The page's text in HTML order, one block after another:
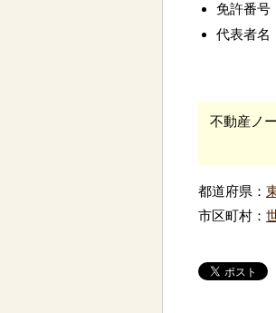
免許番号
代表者名
不動産ノ
都道府県：
市区町村：